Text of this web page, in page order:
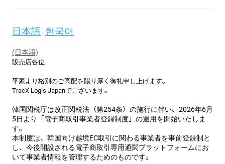
日本語 | 한국어
(日本語)
販売店各位
平素より格別のご高配を賜り厚く御礼申し上げます。
TracX Logis Japanでございます。
韓国関税庁は改正関税法（第254条）の施行に伴い、2026年6月
5日より「電子商取引事業者登録制度」の運用を開始いたしま
す。
本制度は、韓国向け越境EC取引に関わる事業者を事前登録制と
し、今後開設される電子商取引専用通関プラットフォームにお
いて事業者情報を管理するためのものです。